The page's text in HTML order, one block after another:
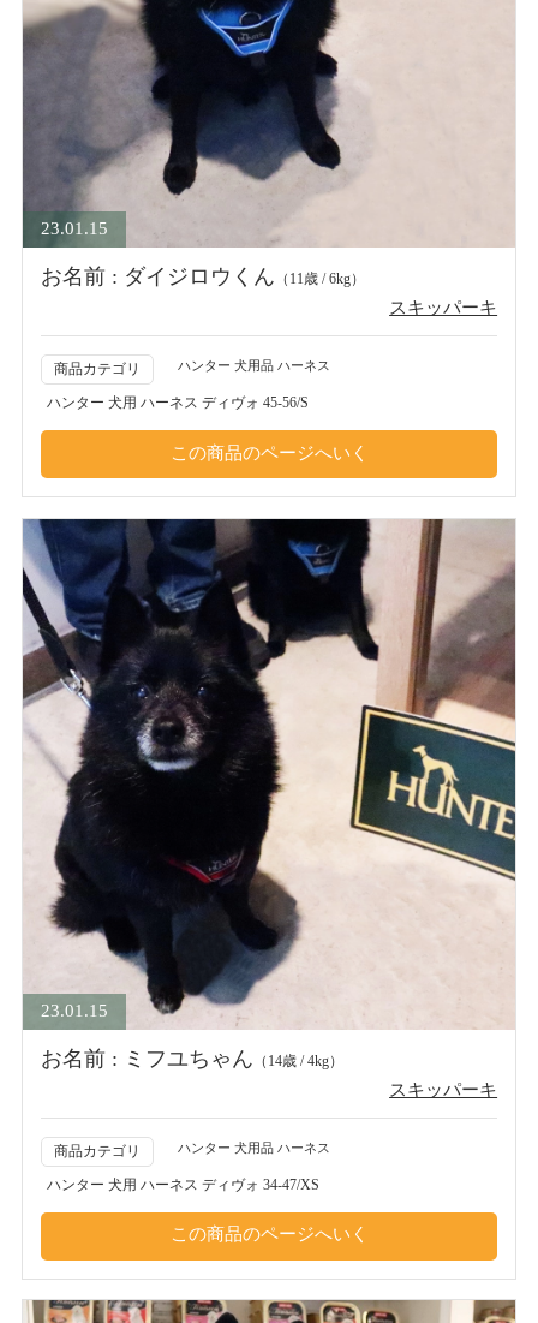
23.01.15
お名前 : ダイジロウくん （11歳 / 6kg）
スキッパーキ
商品カテゴリ ハンター 犬用品 ハーネス
ハンター 犬用 ハーネス ディヴォ 45-56/S
23.01.15
お名前 : ミフユちゃん （14歳 / 4kg）
スキッパーキ
商品カテゴリ ハンター 犬用品 ハーネス
ハンター 犬用 ハーネス ディヴォ 34-47/XS